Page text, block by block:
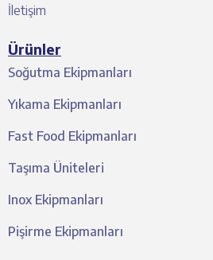
İletişim
Ürünler
Soğutma Ekipmanları
Yıkama Ekipmanları
Fast Food Ekipmanları
Taşıma Üniteleri
Inox Ekipmanları
Pişirme Ekipmanları